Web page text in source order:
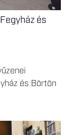
és
és Börtön